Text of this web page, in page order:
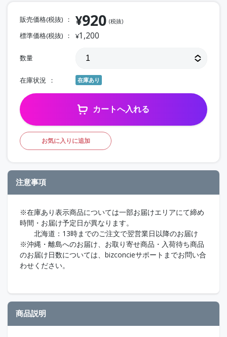
販売価格(税抜) ¥920 (税抜)
標準価格(税抜) ¥1,200
数量
在庫状況 在庫あり
カートへ入れる
お気に入りに追加
注意事項
※在庫あり表示商品については一部お届けエリアにて締め
時間・お届け予定日が異なります。
北海道：13時までのご注文で翌営業日以降のお届け
※沖縄・離島へのお届け、お取り寄せ商品・入荷待ち商品
のお届け日数については、bizconcieサポートまでお問い合
わせください。
商品説明